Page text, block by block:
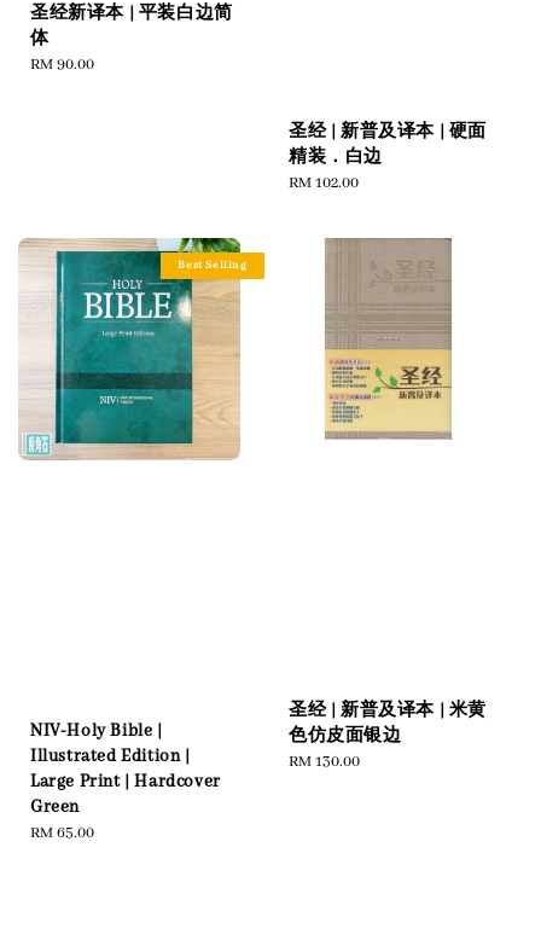
圣经新译本 | 平装白边简
体
Regular
RM 90.00
圣经 | 新普及译本 | 硬面
精装．白边
Regular
RM 102.00
Best Selling
NIV-Holy Bible |
Illustrated Edition |
Large Print | Hardcover
Green
Regular
RM 65.00
圣经 | 新普及译本 | 米黄
色仿皮面银边
Regular
RM 130.00